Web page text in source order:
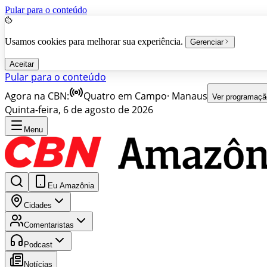
Pular para o conteúdo
Usamos cookies para melhorar sua experiência. Gerenciar
Aceitar
Pular para o conteúdo
Agora na CBN:
Quatro em Campo· Manaus Ver
Quinta-feira, 6 de agosto de 2026
Menu
Eu Amazônia
Cidades
Comentaristas
Podcast
Notícias